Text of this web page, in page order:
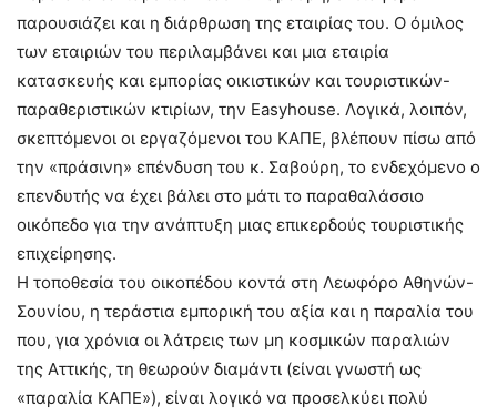
παρουσιάζει και η διάρθρωση της εταιρίας του. Ο όμιλος
των εταιριών του περιλαμβάνει και μια εταιρία
κατασκευής και εμπορίας οικιστικών και τουριστικών-
παραθεριστικών κτιρίων, την Easyhouse. Λογικά, λοιπόν,
σκεπτόμενοι οι εργαζόμενοι του ΚΑΠΕ, βλέπουν πίσω από
την «πράσινη» επένδυση του κ. Σαβούρη, το ενδεχόμενο ο
επενδυτής να έχει βάλει στο μάτι το παραθαλάσσιο
οικόπεδο για την ανάπτυξη μιας επικερδούς τουριστικής
επιχείρησης.
Η τοποθεσία του οικοπέδου κοντά στη Λεωφόρο Αθηνών-
Σουνίου, η τεράστια εμπορική του αξία και η παραλία του
που, για χρόνια οι λάτρεις των μη κοσμικών παραλιών
της Αττικής, τη θεωρούν διαμάντι (είναι γνωστή ως
«παραλία ΚΑΠΕ»), είναι λογικό να προσελκύει πολύ